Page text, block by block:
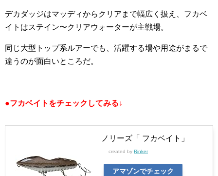
デカダッジはマッディからクリアまで幅広く扱え、フカベ
イトはステイン〜クリアウォーターが主戦場。
同じ大型トップ系ルアーでも、活躍する場や用途がまるで
違うのが面白いところだ。
●フカベイトをチェックしてみる↓
ノリーズ「 フカベイト」
created by Rinker
アマゾンでチェック